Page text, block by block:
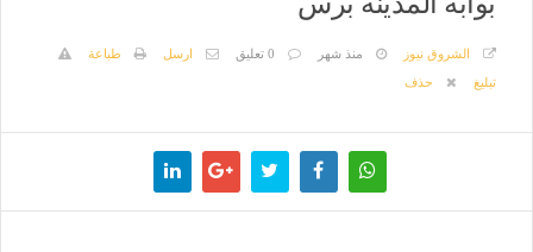
الشروق نيوز منذ شهر 0 تعليق ارسل
طباعة
تبليغ
حذف